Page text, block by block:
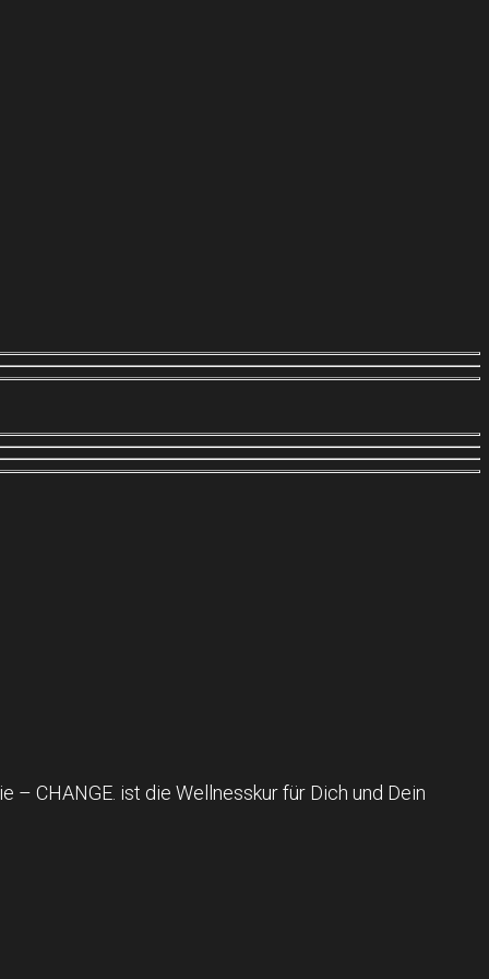
– CHANGE. ist die Wellnesskur für Dich und Dein